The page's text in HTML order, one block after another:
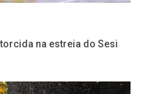
na estreia do Sesi